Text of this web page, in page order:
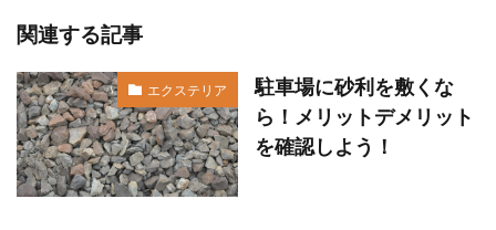
関連する記事
エクステリア
駐車場に砂利を敷くな
ら！メリットデメリット
を確認しよう！